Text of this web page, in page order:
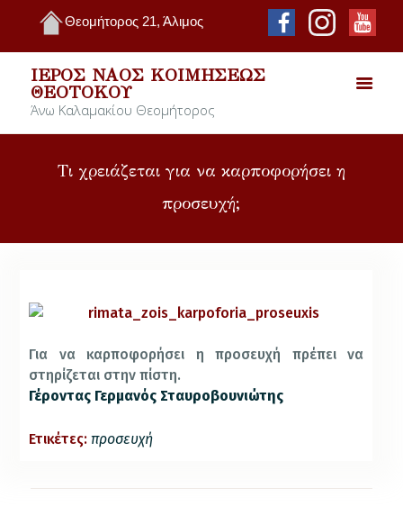
Θεομήτορος 21, Άλιμος
ΙΕΡΌΣ ΝΑΌΣ ΚΟΙΜΉΣΕΩΣ
ΘΕΟΤΌΚΟΥ
Άνω Καλαμακίου Θεομήτορος
Τι χρειάζεται για να καρποφορήσει η
προσευχή;
Για να καρποφορήσει η προσευχή πρέπει να
στηρίζεται στην πίστη.
Γέροντας Γερμανός Σταυροβουνιώτης
Ετικέτες: προσευχή